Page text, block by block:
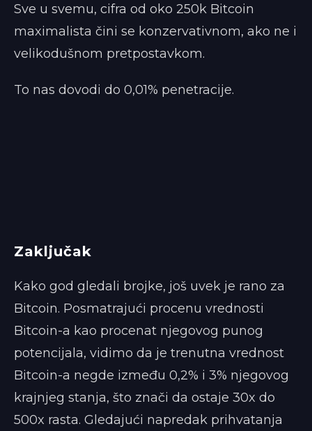
Sve u svemu, cifra od oko 250k Bitcoin
maximalista čini se konzervativnom, ako ne i
velikodušnom pretpostavkom.
To nas dovodi do 0,01% penetracije.
Zaključak
Kako god gledali brojke, još uvek je rano za
Bitcoin. Posmatrajući procenu vrednosti
Bitcoin-a kao procenat njegovog punog
potencijala, vidimo da je trenutna vrednost
Bitcoin-a negde između 0,2% i 3% njegovog
krajnjeg stanja, što znači da ostaje 30x do
500x rasta. Gledajući napredak prihvatanja